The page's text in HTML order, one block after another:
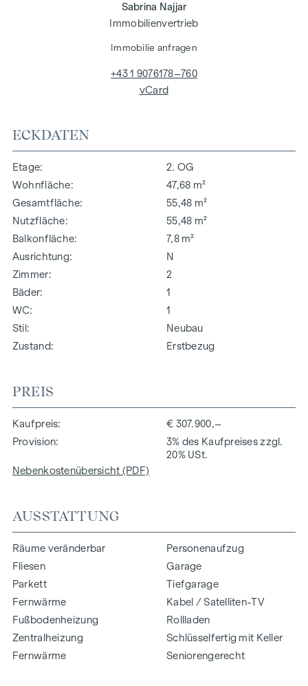
ECKDATEN
Etage
2. OG
Wohnfläche
47,68 m²
Gesamtfläche
55,48 m²
Nutzfläche
55,48 m²
Balkonfläche
7,8 m²
Ausrichtung
N
Zimmer
2
Bäder
1
WC
1
Stil
Neubau
Zustand
Erstbezug
PREIS
Kaufpreis
€ 307.900,–
Provision
3% des Kaufpreises zzgl.
20% USt.
Nebenkostenübersicht (PDF)
AUSSTATTUNG
Räume veränderbar
Fliesen
Parkett
Fernwärme
Fußbodenheizung
Zentralheizung
Fernwärme
Personenaufzug
Garage
Tiefgarage
Kabel / Satelliten-TV
Rollladen
Schlüsselfertig mit Keller
Seniorengerecht
Sabrina Najjar
Immobilienvertrieb
Immobilie anfragen
+43 1 9076178–760
vCard